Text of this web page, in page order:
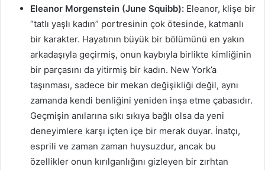
Eleanor Morgenstein (June Squibb): Eleanor, klişe bir
“tatlı yaşlı kadın” portresinin çok ötesinde, katmanlı
bir karakter. Hayatının büyük bir bölümünü en yakın
arkadaşıyla geçirmiş, onun kaybıyla birlikte kimliğinin
bir parçasını da yitirmiş bir kadın. New York’a
taşınması, sadece bir mekan değişikliği değil, aynı
zamanda kendi benliğini yeniden inşa etme çabasıdır.
Geçmişin anılarına sıkı sıkıya bağlı olsa da yeni
deneyimlere karşı içten içe bir merak duyar. İnatçı,
esprili ve zaman zaman huysuzdur, ancak bu
özellikler onun kırılganlığını gizleyen bir zırhtan